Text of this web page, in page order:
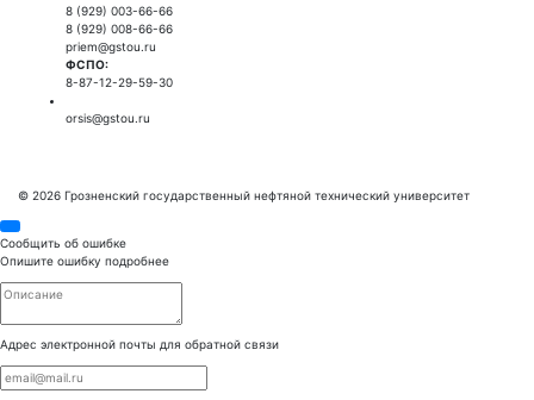
8 (929) 003-66-66
8 (929) 008-66-66
priem@gstou.ru
ФСПО:
8-87-12-29-59-30
orsis@gstou.ru
© 2026 Грозненский государственный нефтяной технический университет
Сообщить об ошибке
Опишите ошибку подробнее
Адрес электронной почты для обратной связи